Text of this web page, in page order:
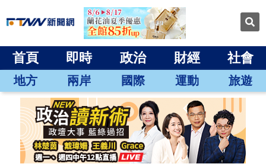
首頁 即時 政治 財經 社會
地方 兩岸 國際 運動 旅遊